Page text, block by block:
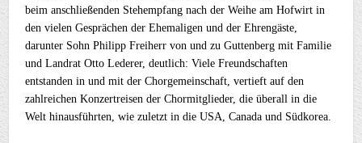
beim anschließenden Stehempfang nach der Weihe am Hofwirt in
den vielen Gesprächen der Ehemaligen und der Ehrengäste,
darunter Sohn Philipp Freiherr von und zu Guttenberg mit Familie
und Landrat Otto Lederer, deutlich: Viele Freundschaften
entstanden in und mit der Chorgemeinschaft, vertieft auf den
zahlreichen Konzertreisen der Chormitglieder, die überall in die
Welt hinausführten, wie zuletzt in die USA, Canada und Südkorea.